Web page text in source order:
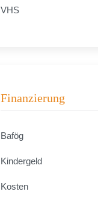
VHS
Finanzierung
Bafög
Kindergeld
Kosten